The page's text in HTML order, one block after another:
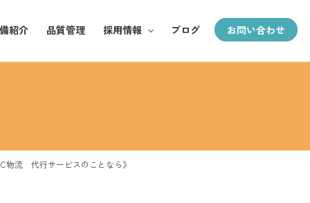
紹介 品質管理 採用情報
お仕事紹介
ブログ お問い合わせ
物流 代行サービスのことなら》